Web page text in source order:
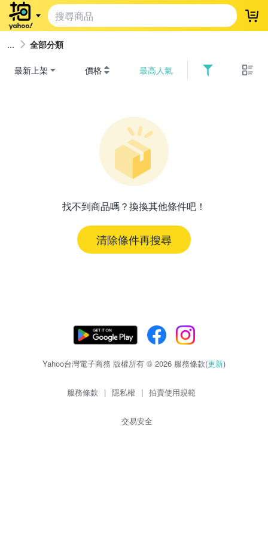
登
全部分類
最新上架 價格 最高人氣
找不到商品嗎？換換其他條件吧！
清除條件再搜尋
Yahoo台灣電子商務 版權所有 © 2026 服務條款(更新)
服務條款 | 隱私權 | 拍賣使用規範
交易安全